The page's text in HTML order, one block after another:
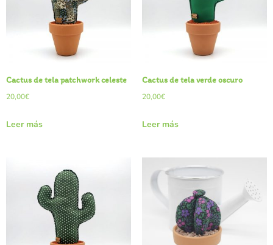
Cactus de tela patchwork celeste
20,00€
Leer más
Cactus de tela verde oscuro
20,00€
Leer más